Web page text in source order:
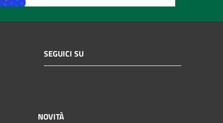
SEGUICI SU
NOVITÀ